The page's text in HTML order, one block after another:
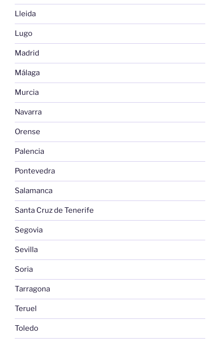
Lleida
Lugo
Madrid
Málaga
Murcia
Navarra
Orense
Palencia
Pontevedra
Salamanca
Santa Cruz de Tenerife
Segovia
Sevilla
Soria
Tarragona
Teruel
Toledo